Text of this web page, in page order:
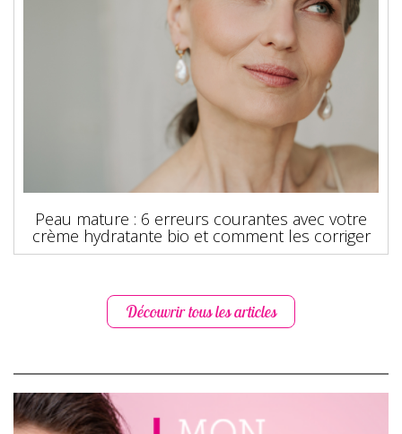
Peau mature : 6 erreurs courantes avec votre
crème hydratante bio et comment les corriger
Découvrir tous les articles